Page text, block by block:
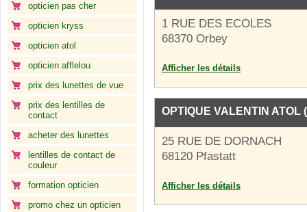
opticien pas cher
opticien kryss
opticien atol
opticien afflelou
prix des lunettes de vue
prix des lentilles de
contact
acheter des lunettes
lentilles de contact de
couleur
formation opticien
promo chez un opticien
1 RUE DES ECOLES
68370 Orbey
Afficher les détails
OPTIQUE VALENTIN ATOL
25 RUE DE DORNACH
68120 Pfastatt
Afficher les détails